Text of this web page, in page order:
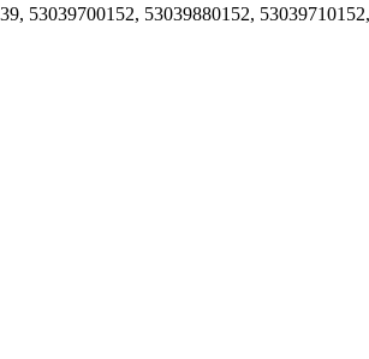
53039700152, 53039880152,